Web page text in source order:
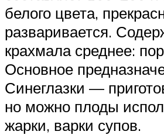
белого цвета,
разваривается.
крахмала среднее:
Основное
Синеглазки —
но можно плоды
жарки, варки супов.